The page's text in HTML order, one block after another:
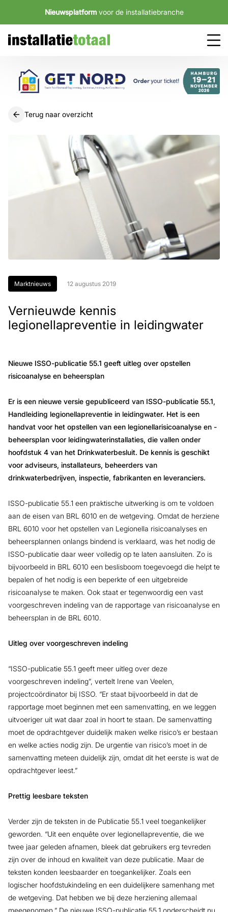
Nieuwsplatform voor de installatiebranche
Terug naar overzicht
Marktnieuws 12 augustus 2019
Vernieuwde kennis
legionellapreventie in leidingwater
Nieuwe ISSO-publicatie 55.1 geeft uitleg over opstellen
risicoanalyse en beheersplan
Er is een nieuwe versie gepubliceerd van ISSO-publicatie 55.1,
Handleiding legionellapreventie in leidingwater. Het is een
handvat voor het opstellen van een legionellarisicoanalyse en -
beheersplan voor leidingwaterinstallaties, die vallen onder
hoofdstuk 4 van het Drinkwaterbesluit. De kennis is geschikt
voor adviseurs, installateurs, beheerders van
drinkwaterbedrijven, inspectie, fabrikanten en leveranciers.
ISSO-publicatie 55.1 een praktische uitwerking is om te voldoen
aan de eisen van BRL 6010 en de wetgeving. Omdat de herziene
BRL 6010 voor het opstellen van Legionella risicoanalyses en
beheersplannen onlangs bindend is verklaard, was het nodig de
ISSO-publicatie daar weer volledig op te laten aansluiten. Zo is
bijvoorbeeld in BRL 6010 een beslisboom toegevoegd die helpt te
bepalen of het nodig is een beperkte of een uitgebreide
risicoanalyse te maken. Ook staat er tegenwoordig een vast
voorgeschreven indeling van de rapportage van risicoanalyse en
beheersplan in de BRL 6010.
Uitleg over voorgeschreven indeling
“ISSO-publicatie 55.1 geeft meer uitleg over deze
voorgeschreven indeling”, vertelt Irene van Veelen,
projectcoördinator bij ISSO. “Er staat bijvoorbeeld in dat de
rapportage moet beginnen met een samenvatting, en we leggen
uitvoeriger uit wat daar zoal in hoort te staan. De samenvatting
moet de opdrachtgever duidelijk maken welke risico’s er bestaan
en welke acties nodig zijn. De urgentie van risico’s moet in de
samenvatting meteen duidelijk zijn, omdat dit het eerste is wat de
opdrachtgever leest.”
Prettig leesbare teksten
Verder zijn de teksten in de Publicatie 55.1 veel toegankelijker
geworden. “Uit een enquête over legionellapreventie, die we
twee jaar geleden afnamen, bleek dat gebruikers erg tevreden
zijn over de inhoud en kwaliteit van deze publicatie. Maar de
teksten konden leesbaarder en toegankelijker. Zoals een
logischer hoofdstukindeling en een duidelijkere samenhang met
de wetgeving. Dat hebben we bij deze herziening allemaal